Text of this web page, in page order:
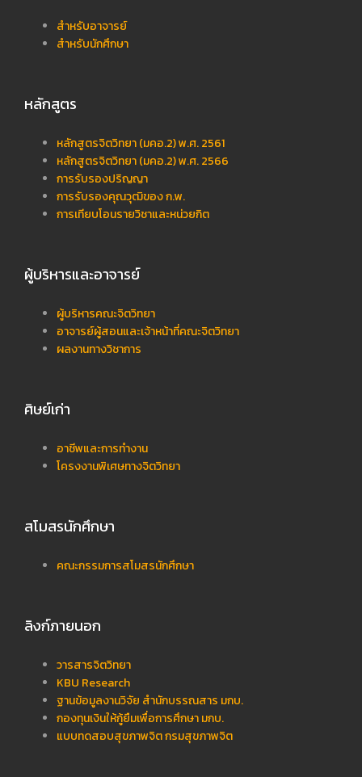
สำหรับอาจารย์
สำหรับนักศึกษา
หลักสูตร
หลักสูตรจิตวิทยา (มคอ.2) พ.ศ. 2561
หลักสูตรจิตวิทยา (มคอ.2) พ.ศ. 2566
การรับรองปริญญา
การรับรองคุณวุฒิของ ก.พ.
การเทียบโอนรายวิชาและหน่วยกิต
ผู้บริหารและอาจารย์
ผู้บริหารคณะจิตวิทยา
อาจารย์ผู้สอนและเจ้าหน้าที่คณะจิตวิทยา
ผลงานทางวิชาการ
ศิษย์เก่า
อาชีพและการทำงาน
โครงงานพิเศษทางจิตวิทยา
สโมสรนักศึกษา
คณะกรรมการสโมสรนักศึกษา
ลิงก์ภายนอก
วารสารจิตวิทยา
KBU Research
ฐานข้อมูลงานวิจัย สำนักบรรณสาร มกบ.
กองทุนเงินให้กู้ยืมเพื่อการศึกษา มกบ.
แบบทดสอบสุขภาพจิต กรมสุขภาพจิต